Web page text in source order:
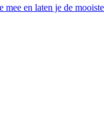
en laten je de